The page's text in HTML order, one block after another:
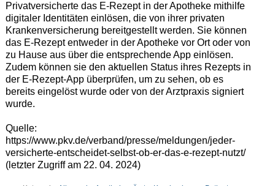
Privatversicherte das E-Rezept in der Apotheke mithilfe
digitaler Identitäten einlösen, die von ihrer privaten
Krankenversicherung bereitgestellt werden. Sie können
das E-Rezept entweder in der Apotheke vor Ort oder von
zu Hause aus über die entsprechende App einlösen.
Zudem können sie den aktuellen Status ihres Rezepts in
der E-Rezept-App überprüfen, um zu sehen, ob es
bereits eingelöst wurde oder von der Arztpraxis signiert
wurde.
Quelle:
https://www.pkv.de/verband/presse/meldungen/jeder-
versicherte-entscheidet-selbst-ob-er-das-e-rezept-nutzt/
(letzter Zugriff am 22. 04. 2024)